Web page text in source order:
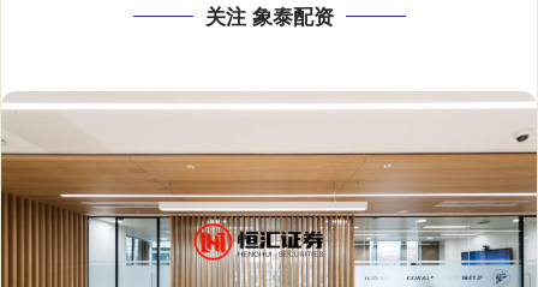
关注 象泰配资